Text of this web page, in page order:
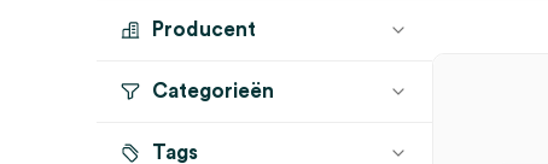
Producent
MEDTRONIC (1)
Categorieën
Watten (1)
Tags